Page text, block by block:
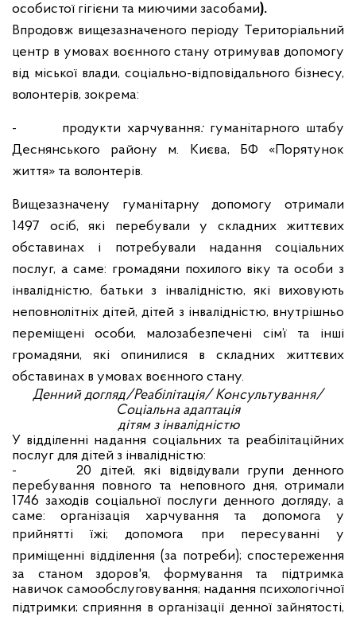
особистої гігієни та миючими засобами).
Впродовж вищезазначеного періоду Територіальний
центр в умовах воєнного стану отримував допомогу
від міської влади, соціально-відповідального бізнесу,
волонтерів, зокрема:
- продукти харчування: гуманітарного штабу
Деснянського району м. Києва, БФ «Порятунок
життя» та волонтерів.
Вищезазначену гуманітарну допомогу отримали
1497 осіб, які перебували у складних життєвих
обставинах і потребували надання соціальних
послуг, а саме: громадяни похилого віку та особи з
інвалідністю, батьки з інвалідністю, які виховують
неповнолітніх дітей, дітей з інвалідністю, внутрішньо
переміщені особи, малозабезпечені сім’ї та інші
громадяни, які опинилися в складних життєвих
обставинах в умовах воєнного стану.
Денний догляд/Реабілітація/ Консультування/
Соціальна адаптація
дітям з інвалідністю
У відділенні надання соціальних та реабілітаційних
послуг для дітей з інвалідністю:
-
20 дітей, які відвідували групи денного
перебування повного та неповного дня, отримали
1746 заходів соціальної послуги денного догляду, а
саме: організація харчування та допомога у
прийнятті їжі;допомога при пересуванні у
приміщенні відділення (за потреби); спостереження
за станом здоров'я, формування та підтримка
навичок самообслуговування; надання психологічної
підтримки; сприяння в організації денної зайнятості,